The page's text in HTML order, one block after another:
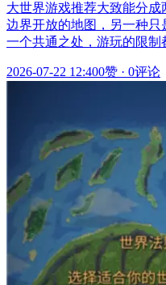
大世界游戏推荐大致能分
边界开放的地图，另一种
一个共通之处，游玩的限
2026-07-22 12:400赞 · 0评论